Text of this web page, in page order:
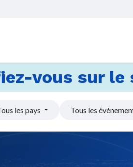
vous sur le
les pays Tous les